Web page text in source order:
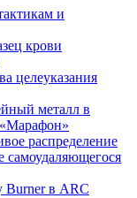
и
крови
целеуказания
металл в
распределение
самоудаляющегося
Burner в ARC